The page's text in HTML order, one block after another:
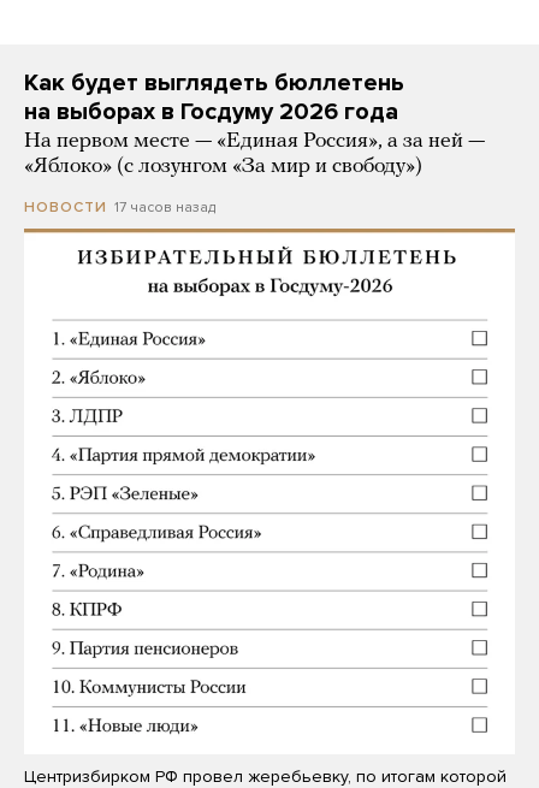
Как будет выглядеть бюллетень
на выборах в Госдуму 2026 года
На первом месте — «Единая Россия», а за ней —
«Яблоко» (с лозунгом «За мир и свободу»)
НОВОСТИ 17 часов назад
Центризбирком РФ провел жеребьевку, по итогам которой